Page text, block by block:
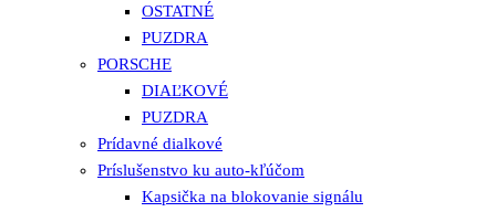
OSTATNÉ
PUZDRA
PORSCHE
DIAĽKOVÉ
PUZDRA
Prídavné dialkové
Príslušenstvo ku auto-kľúčom
Kapsička na blokovanie signálu